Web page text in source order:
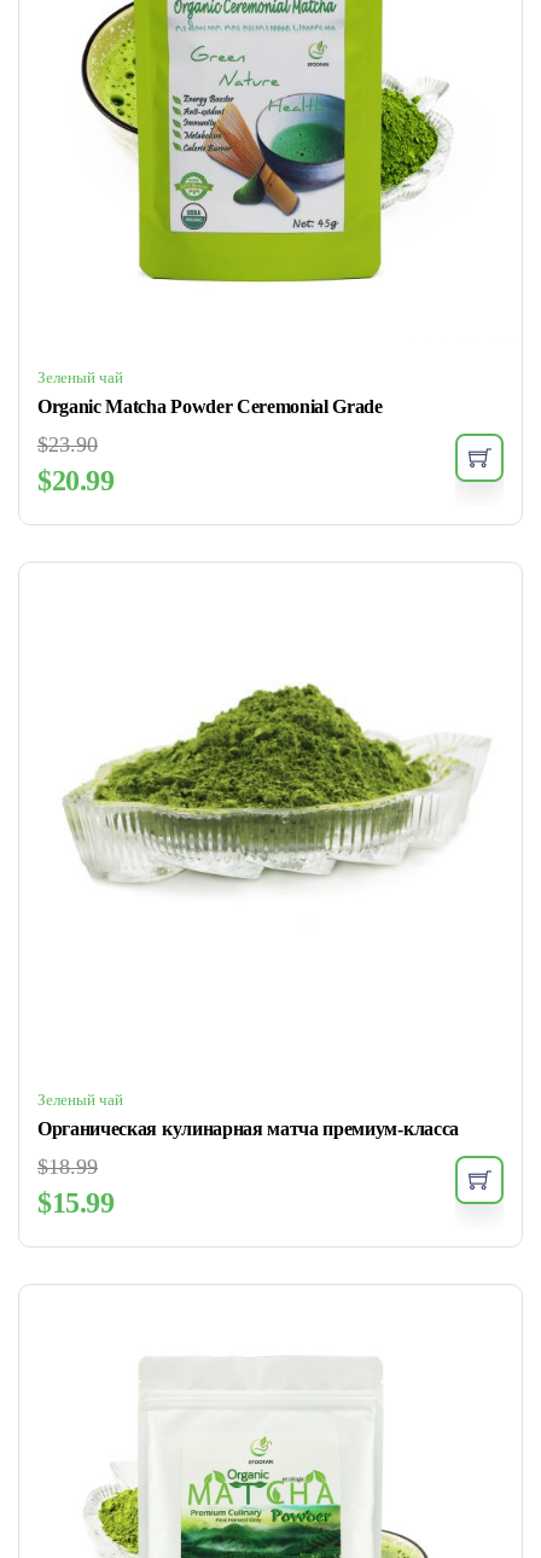
Зеленый чай
Organic Matcha Powder Ceremonial Grade
$23.90
$20.99
Зеленый чай
Органическая кулинарная матча премиум-класса
$18.99
$15.99